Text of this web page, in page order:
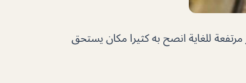
للغاية انصح به كثيرا مكان يستحق